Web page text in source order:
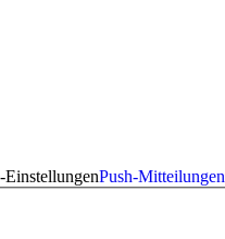
Push-Mitteilungen